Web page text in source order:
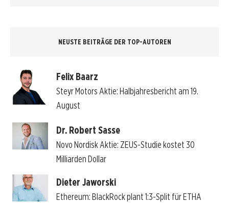
NEUSTE BEITRÄGE DER TOP-AUTOREN
Felix Baarz
Steyr Motors Aktie: Halbjahresbericht am 19.
August
Dr. Robert Sasse
Novo Nordisk Aktie: ZEUS-Studie kostet 30
Milliarden Dollar
Dieter Jaworski
Ethereum: BlackRock plant 1:3-Split für ETHA